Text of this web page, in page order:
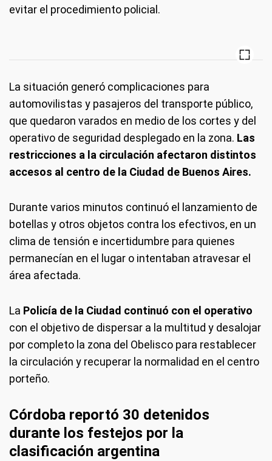
evitar el procedimiento policial.
La situación generó complicaciones para
automovilistas y pasajeros del transporte público,
que quedaron varados en medio de los cortes y del
operativo de seguridad desplegado en la zona. Las
restricciones a la circulación afectaron distintos
accesos al centro de la Ciudad de Buenos Aires.
Durante varios minutos continuó el lanzamiento de
botellas y otros objetos contra los efectivos, en un
clima de tensión e incertidumbre para quienes
permanecían en el lugar o intentaban atravesar el
área afectada.
La Policía de la Ciudad continuó con el operativo
con el objetivo de dispersar a la multitud y desalojar
por completo la zona del Obelisco para restablecer
la circulación y recuperar la normalidad en el centro
porteño.
Córdoba reportó 30 detenidos
durante los festejos por la
clasificación argentina